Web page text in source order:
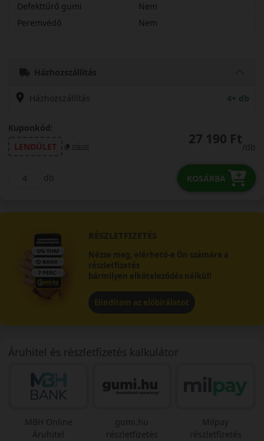
Defekttűrő gumi
Nem
Peremvédő
Nem
Házhozszállítás
Házhozszállítás 4+ db
Kuponkód:
LENDÜLET
másol 27 190 Ft
/db
db KOSÁRBA
RÉSZLETFIZETÉS
Nézze meg, elérhető-e Ön számára a
részletfizetés
bármilyen elköteleződés nélkül!
Elindítom az előbírálatot
Áruhitel és részletfizetés kalkulátor
MBH Online
Áruhitel
gumi.hu
részletfizetés
Milpay
részletfizetés